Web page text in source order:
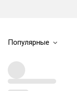
Популярные